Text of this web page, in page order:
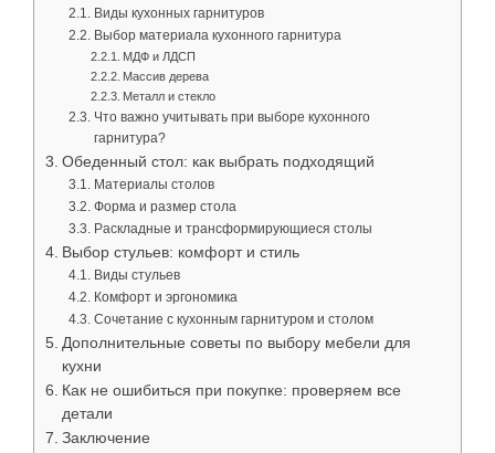
Виды кухонных гарнитуров
Выбор материала кухонного гарнитура
МДФ и ЛДСП
Массив дерева
Металл и стекло
Что важно учитывать при выборе кухонного
гарнитура?
Обеденный стол: как выбрать подходящий
Материалы столов
Форма и размер стола
Раскладные и трансформирующиеся столы
Выбор стульев: комфорт и стиль
Виды стульев
Комфорт и эргономика
Сочетание с кухонным гарнитуром и столом
Дополнительные советы по выбору мебели для
кухни
Как не ошибиться при покупке: проверяем все
детали
Заключение